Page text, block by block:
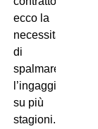
ecco la
necessità
di
spalmare
l’ingaggio
su più
stagioni.